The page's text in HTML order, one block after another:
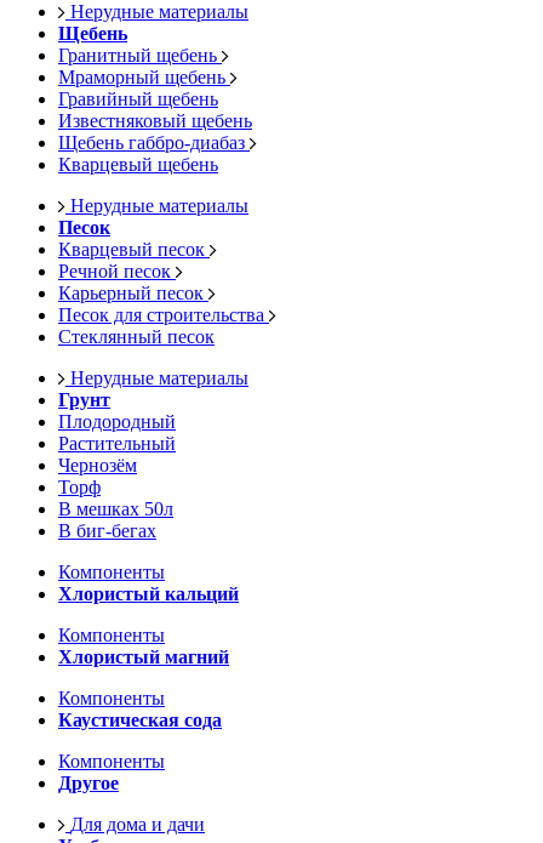
Нерудные материалы
Щебень
Гранитный щебень
Мраморный щебень
Гравийный щебень
Известняковый щебень
Щебень габбро-диабаз
Кварцевый щебень
Нерудные материалы
Песок
Кварцевый песок
Речной песок
Карьерный песок
Песок для строительства
Стеклянный песок
Нерудные материалы
Грунт
Плодородный
Растительный
Чернозём
Торф
В мешках 50л
В биг-бегах
Компоненты
Хлористый кальций
Компоненты
Хлористый магний
Компоненты
Каустическая сода
Компоненты
Другое
Для дома и дачи